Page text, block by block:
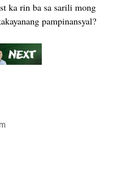
ka rin ba sa sarili mong
pampinansyal?